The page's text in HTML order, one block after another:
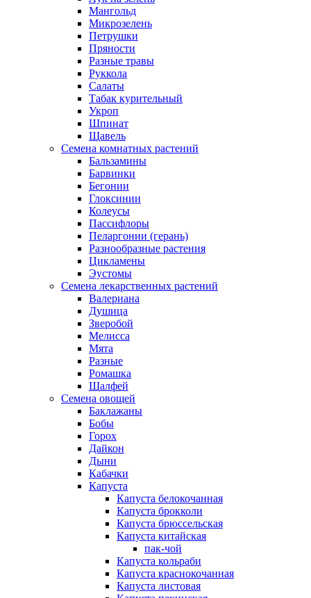
Мангольд
Микрозелень
Петрушки
Пряности
Разные травы
Руккола
Салаты
Табак курительный
Укроп
Шпинат
Щавель
Семена комнатных растений
Бальзамины
Барвинки
Бегонии
Глоксинии
Колеусы
Пассифлоры
Пеларгонии (герань)
Разнообразные растения
Цикламены
Эустомы
Семена лекарственных растений
Валериана
Душица
Зверобой
Мелисса
Мята
Разные
Ромашка
Шалфей
Семена овощей
Баклажаны
Бобы
Горох
Дайкон
Дыни
Кабачки
Капуста
Капуста белокочанная
Капуста брокколи
Капуста брюссельская
Капуста китайская
пак-чой
Капуста кольраби
Капуста краснокочанная
Капуста листовая